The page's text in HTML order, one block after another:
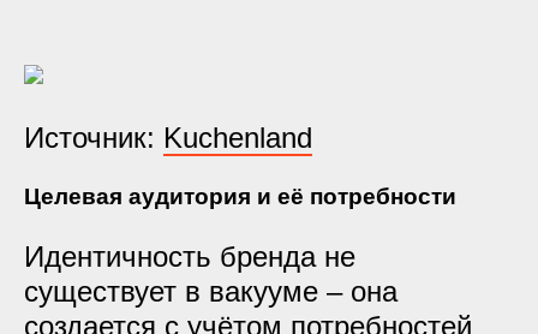
Источник: Kuchenland
Целевая аудитория и её потребности
Идентичность бренда не
существует в вакууме – она
создается с учётом потребностей